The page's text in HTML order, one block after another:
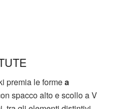
premia le formea
spacco alto e scollo a V